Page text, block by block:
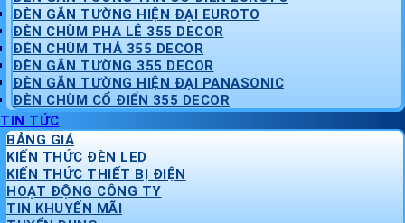
ĐÈN GẮN TƯỜNG HIỆN ĐẠI EUROTO
ĐÈN CHÙM PHA LÊ 355 DECOR
ĐÈN CHÙM THẢ 355 DECOR
ĐÈN GẮN TƯỜNG 355 DECOR
ĐÈN GẮN TƯỜNG HIỆN ĐẠI PANASONIC
ĐÈN CHÙM CỔ ĐIỂN 355 DECOR
TIN TỨC
BẢNG GIÁ
KIẾN THỨC ĐÈN LED
KIẾN THỨC THIẾT BỊ ĐIỆN
HOẠT ĐỘNG CÔNG TY
TIN KHUYẾN MÃI